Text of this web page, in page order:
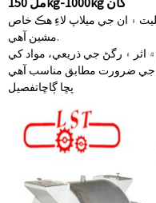
۽ ان جي ميلاپ لاءِ هڪ خاص
مشين آهي.
اثر ۽ رگڻ جي ذريعي، مواد کي
پڇا ڳاڇاتفصيل